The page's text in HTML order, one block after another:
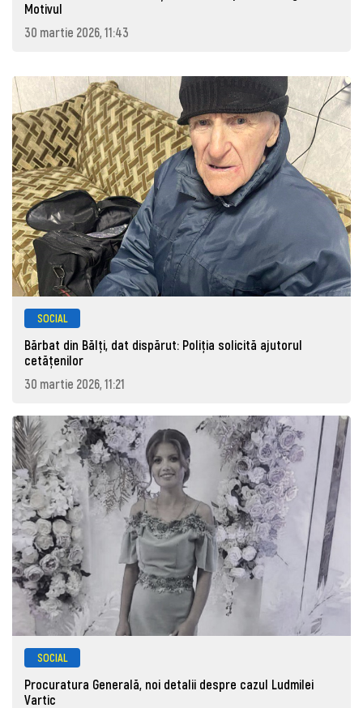
Motivul
30 martie 2026, 11:43
SOCIAL
Bărbat din Bălți, dat dispărut: Poliţia solicită ajutorul
cetăţenilor
30 martie 2026, 11:21
SOCIAL
Procuratura Generală, noi detalii despre cazul Ludmilei
Vartic